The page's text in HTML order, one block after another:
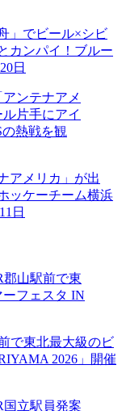
」でビール×シビ
カンパイ！ブルー
日
アメリカ」が出
ッケーチーム横浜
日
で東北最大級のビ
2026」開催